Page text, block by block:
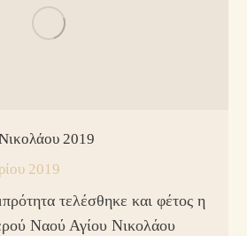
2019
2019
τελέσθηκε και φέτος η
Ναού Αγίου Νικολάου